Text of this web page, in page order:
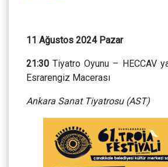
11 Ağustos 2024 Pazar
21:30 Tiyatro Oyunu – HECCAV
Esrarengiz Macerası
Ankara Sanat Tiyatrosu (AST)